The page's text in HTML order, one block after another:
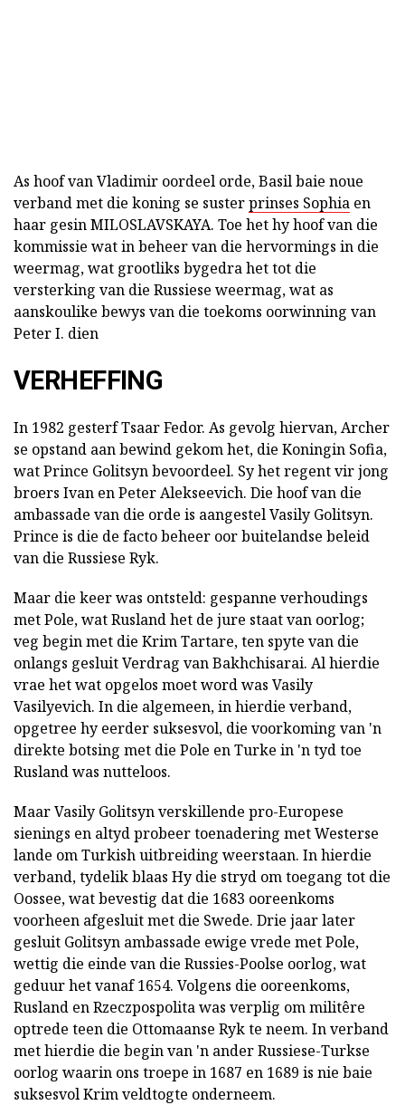
As hoof van Vladimir oordeel orde, Basil baie noue
verband met die koning se susterprinses Sophia en
haar gesin MILOSLAVSKAYA. Toe het hy hoof van die
kommissie wat in beheer van die hervormings in die
weermag, wat grootliks bygedra het tot die
versterking van die Russiese weermag, wat as
aanskoulike bewys van die toekoms oorwinning van
Peter I. dien
VERHEFFING
In 1982 gesterf Tsaar Fedor. As gevolg hiervan, Archer
se opstand aan bewind gekom het, die Koningin Sofia,
wat Prince Golitsyn bevoordeel. Sy het regent vir jong
broers Ivan en Peter Alekseevich. Die hoof van die
ambassade van die orde is aangestel Vasily Golitsyn.
Prince is die de facto beheer oor buitelandse beleid
van die Russiese Ryk.
Maar die keer was ontsteld: gespanne verhoudings
met Pole, wat Rusland het de jure staat van oorlog;
veg begin met die Krim Tartare, ten spyte van die
onlangs gesluit Verdrag van Bakhchisarai. Al hierdie
vrae het wat opgelos moet word was Vasily
Vasilyevich. In die algemeen, in hierdie verband,
opgetree hy eerder suksesvol, die voorkoming van 'n
direkte botsing met die Pole en Turke in 'n tyd toe
Rusland was nutteloos.
Maar Vasily Golitsyn verskillende pro-Europese
sienings en altyd probeer toenadering met Westerse
lande om Turkish uitbreiding weerstaan. In hierdie
verband, tydelik blaas Hy die stryd om toegang tot die
Oossee, wat bevestig dat die 1683 ooreenkoms
voorheen afgesluit met die Swede. Drie jaar later
gesluit Golitsyn ambassade ewige vrede met Pole,
wettig die einde van die Russies-Poolse oorlog, wat
geduur het vanaf 1654. Volgens die ooreenkoms,
Rusland en Rzeczpospolita was verplig om militêre
optrede teen die Ottomaanse Ryk te neem. In verband
met hierdie die begin van 'n ander Russiese-Turkse
oorlog waarin ons troepe in 1687 en 1689 is nie baie
suksesvol Krim veldtogte onderneem.